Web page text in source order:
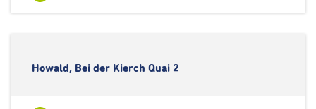
Howald, Bei der Kierch Quai 2